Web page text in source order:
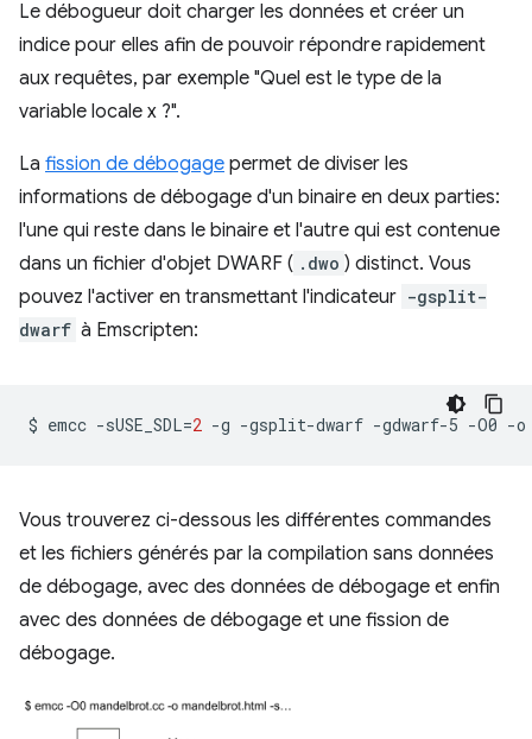
Le débogueur doit charger les données et créer un
indice pour elles afin de pouvoir répondre rapidement
aux requêtes, par exemple "Quel est le type de la
variable locale x ?".
La fission de débogage permet de diviser les
informations de débogage d'un binaire en deux parties:
l'une qui reste dans le binaire et l'autre qui est contenue
dans un fichier d'objet DWARF ( .dwo ) distinct. Vous
pouvez l'activer en transmettant l'indicateur -gsplit-
dwarf à Emscripten:
$ emcc -sUSE_SDL=2 -g -gsplit-dwarf -gdwarf-5 -O0 -o
Vous trouverez ci-dessous les différentes commandes
et les fichiers générés par la compilation sans données
de débogage, avec des données de débogage et enfin
avec des données de débogage et une fission de
débogage.